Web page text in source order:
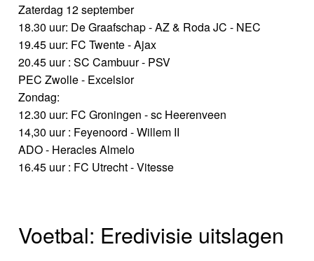
Zaterdag 12 september
18.30 uur: De Graafschap - AZ & Roda JC - NEC
19.45 uur: FC Twente - Ajax
20.45 uur : SC Cambuur - PSV
PEC Zwolle - Excelsior
Zondag:
12.30 uur: FC Groningen - sc Heerenveen
14,30 uur : Feyenoord - Willem II
ADO - Heracles Almelo
16.45 uur : FC Utrecht - Vitesse
Voetbal: Eredivisie uitslagen